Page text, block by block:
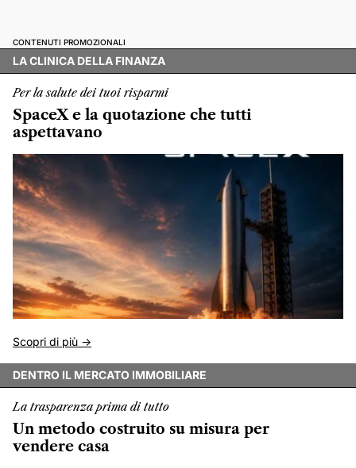
CONTENUTI PROMOZIONALI
LA CLINICA DELLA FINANZA
Per la salute dei tuoi risparmi
SpaceX e la quotazione che tutti
aspettavano
Scopri di più ->
DENTRO IL MERCATO IMMOBILIARE
La trasparenza prima di tutto
Un metodo costruito su misura per
vendere casa